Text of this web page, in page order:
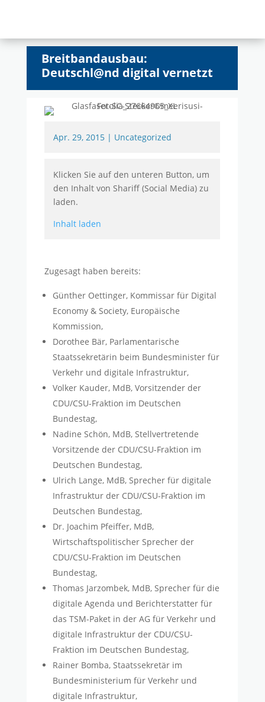
Breitbandausbau:
Deutschl@nd digital vernetzt
Apr. 29, 2015| Uncategorized
Klicken Sie auf den unteren Button, um
den Inhalt von Shariff (Social Media) zu
laden.
Inhalt laden
Zugesagt haben bereits:
Günther Oettinger, Kommissar für Digital
Economy & Society, Europäische
Kommission,
Dorothee Bär, Parlamentarische
Staatssekretärin beim Bundesminister für
Verkehr und digitale Infrastruktur,
Volker Kauder, MdB, Vorsitzender der
CDU/CSU-Fraktion im Deutschen
Bundestag,
Nadine Schön, MdB, Stellvertretende
Vorsitzende der CDU/CSU-Fraktion im
Deutschen Bundestag,
Ulrich Lange, MdB, Sprecher für digitale
Infrastruktur der CDU/CSU-Fraktion im
Deutschen Bundestag,
Dr. Joachim Pfeiffer, MdB,
Wirtschaftspolitischer Sprecher der
CDU/CSU-Fraktion im Deutschen
Bundestag,
Thomas Jarzombek, MdB, Sprecher für die
digitale Agenda und Berichterstatter für
das TSM-Paket in der AG für Verkehr und
digitale Infrastruktur der CDU/CSU-
Fraktion im Deutschen Bundestag,
Rainer Bomba, Staatssekretär im
Bundesministerium für Verkehr und
digitale Infrastruktur,